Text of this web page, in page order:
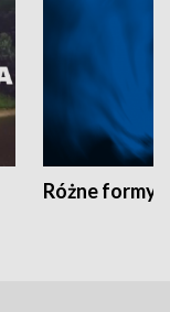
Różne formy